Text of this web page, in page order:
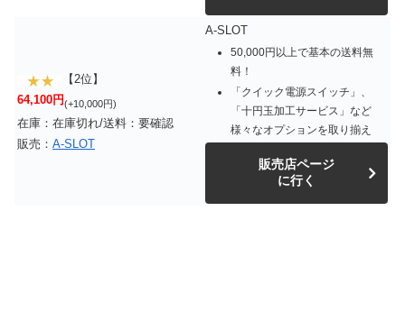
【2位】
64,100円(+10,000円)
在庫：在庫切れ/送料：要確認
販売： A-SLOT
A-SLOT
50,000円以上で基本の送料無
料！
「クイック電源スイッチ」、
「十円玉加工サービス」など
様々なオプションを取り揃え
販売店ページ
に行く